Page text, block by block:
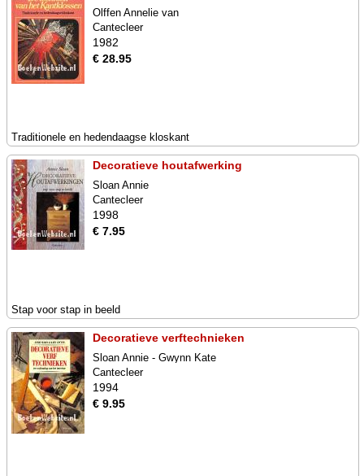
Olffen Annelie van
Cantecleer
1982
€ 28.95
Traditionele en hedendaagse kloskant
Decoratieve houtafwerking
Sloan Annie
Cantecleer
1998
€ 7.95
Stap voor stap in beeld
Decoratieve verftechnieken
Sloan Annie - Gwynn Kate
Cantecleer
1994
€ 9.95